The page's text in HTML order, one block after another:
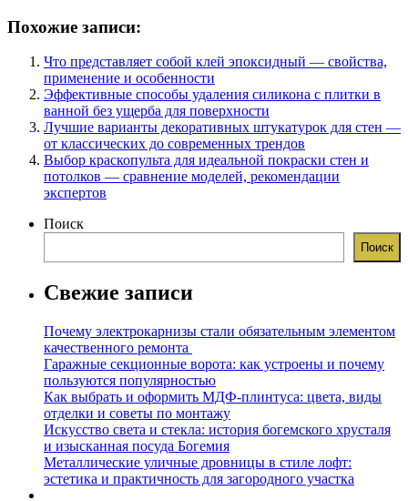
Похожие записи:
Что представляет собой клей эпоксидный — свойства,
применение и особенности
Эффективные способы удаления силикона с плитки в
ванной без ущерба для поверхности
Лучшие варианты декоративных штукатурок для стен —
от классических до современных трендов
Выбор краскопульта для идеальной покраски стен и
потолков — сравнение моделей, рекомендации
экспертов
Поиск
Поиск
Свежие записи
Почему электрокарнизы стали обязательным элементом
качественного ремонта
Гаражные секционные ворота: как устроены и почему
пользуются популярностью
Как выбрать и оформить МДФ-плинтуса: цвета, виды
отделки и советы по монтажу
Искусство света и стекла: история богемского хрусталя
и изысканная посуда Богемия
Металлические уличные дровницы в стиле лофт:
эстетика и практичность для загородного участка